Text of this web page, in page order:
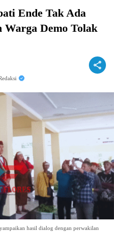
Ende Tak Ada
Warga Demo Tolak
hasil dialog dengan perwakilan